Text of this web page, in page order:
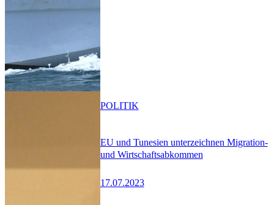
EU und Tunesien unterzeichnen Migration-
und Wirtschaftsabkommen
17.07.2023
POLITIK